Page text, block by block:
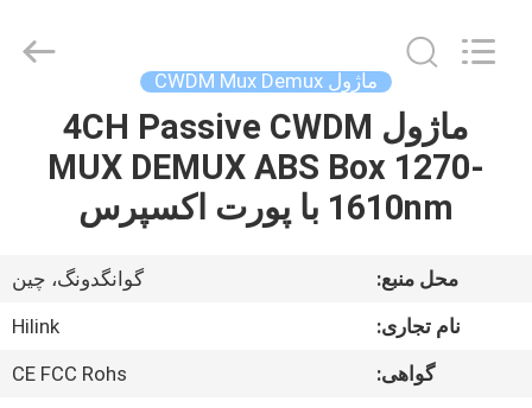
خونه
محصولات
درباره
Technology
Co.,Ltd..
ماژول CWDM Mux Demux
ماژول 4CH Passive CWDM
MUX DEMUX ABS Box 1270-
1610nm با پورت اکسپرس
محل منبع:
گوانگدونگ، چین
نام تجاری:
Hilink
گواهی:
CE FCC Rohs